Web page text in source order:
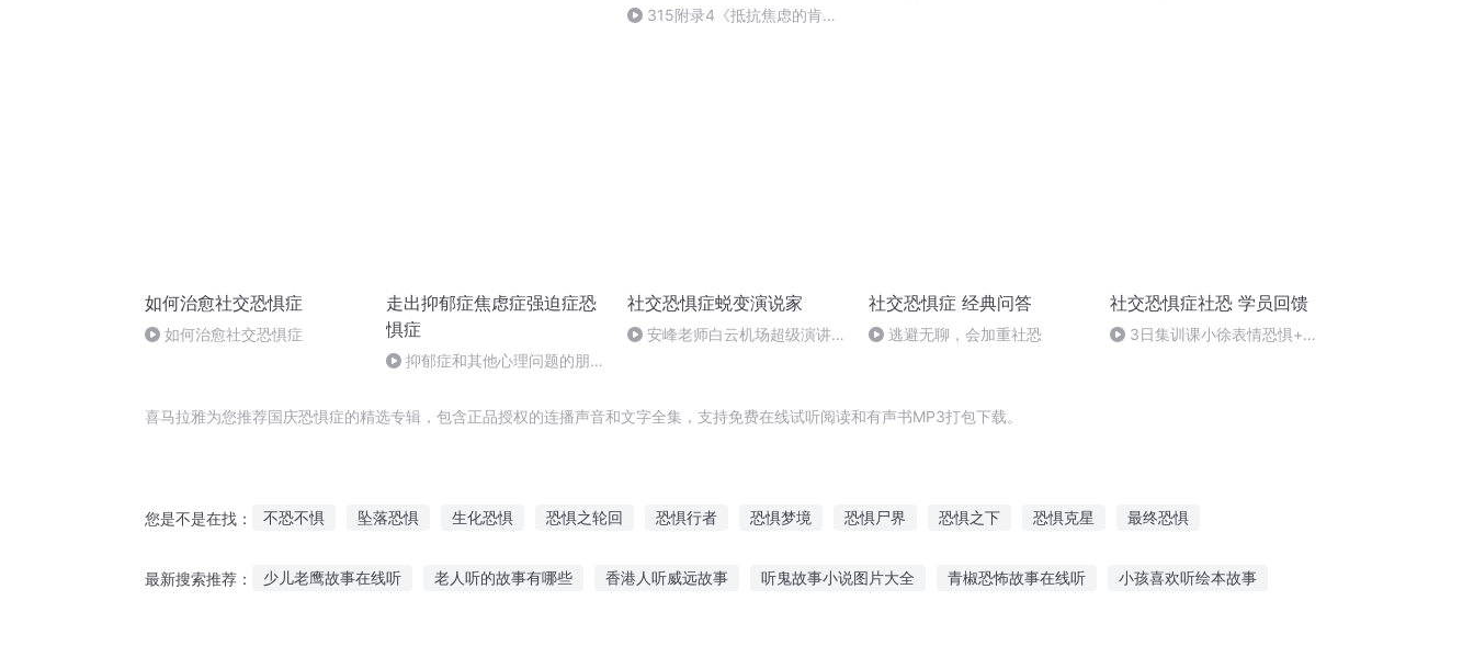
315附录4《抵抗焦虑的肯定
如何治愈社交恐惧症
如何治愈社交恐惧症
走出抑郁症焦虑症强迫症恐
惧症
抑郁症和其他心理问题的朋友
社交恐惧症蜕变演说家
安峰老师白云机场超级演讲节
社交恐惧症 经典问答
逃避无聊，会加重社恐
社交恐惧症社恐 学员回馈
3日集训课小徐表情恐惧+被
喜马拉雅为您推荐国庆恐惧症的精选专辑，包含正品授权的连播声音和文字全集，支持免费在线试听阅读和有声书MP3打包下载。
您是不是在找： 不恐不惧 坠落恐惧 生化恐惧 恐惧之轮回 恐惧行者 恐惧梦境 恐惧尸界 恐惧之下 恐惧克星 最终恐惧
最新搜索推荐： 少儿老鹰故事在线听 老人听的故事有哪些 香港人听威远故事 听鬼故事小说图片大全 青椒恐怖故事在线听 小孩喜欢听绘本故事